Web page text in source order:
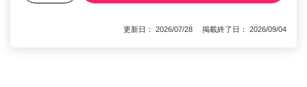
更新日： 2026/07/28 掲載終了日： 2026/09/04